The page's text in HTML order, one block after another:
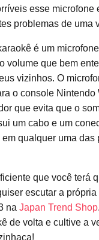
esse microfone
problemas de uma
é um
volume que bem
vizinhos. O
o console Nintendo
que evita que o
um cabo e um
qualquer uma das
que você terá
escutar a
na Japan Trend Shop
de volta e cultive a